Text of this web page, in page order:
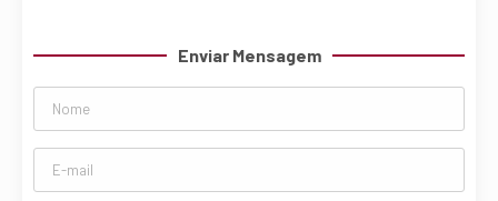
Enviar Mensagem